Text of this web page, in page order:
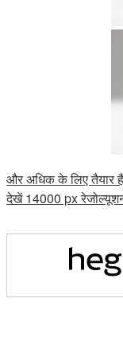
और अधिक के लिए तैयार
देखें 14000 px